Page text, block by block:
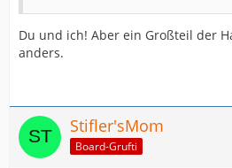
Du und ich! Aber ein Großteil der
anders.
Stifler'sMom
Board-Grufti